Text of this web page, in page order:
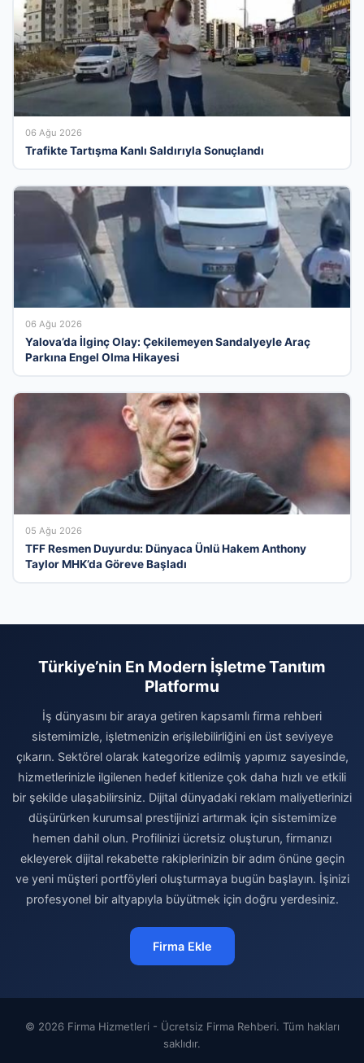
06 Ağu 2026
Trafikte Tartışma Kanlı Saldırıyla Sonuçlandı
06 Ağu 2026
Yalova’da İlginç Olay: Çekilemeyen Sandalyeyle Araç
Parkına Engel Olma Hikayesi
05 Ağu 2026
TFF Resmen Duyurdu: Dünyaca Ünlü Hakem Anthony
Taylor MHK’da Göreve Başladı
Türkiye’nin En Modern İşletme Tanıtım
Platformu
İş dünyasını bir araya getiren kapsamlı firma rehberi
sistemimizle, işletmenizin erişilebilirliğini en üst seviyeye
çıkarın. Sektörel olarak kategorize edilmiş yapımız sayesinde,
hizmetlerinizle ilgilenen hedef kitlenize çok daha hızlı ve etkili
bir şekilde ulaşabilirsiniz. Dijital dünyadaki reklam maliyetlerinizi
düşürürken kurumsal prestijinizi artırmak için sistemimize
hemen dahil olun. Profilinizi ücretsiz oluşturun, firmanızı
ekleyerek dijital rekabette rakiplerinizin bir adım önüne geçin
ve yeni müşteri portföyleri oluşturmaya bugün başlayın. İşinizi
profesyonel bir altyapıyla büyütmek için doğru yerdesiniz.
Firma Ekle
© 2026 Firma Hizmetleri - Ücretsiz Firma Rehberi. Tüm hakları
saklıdır.